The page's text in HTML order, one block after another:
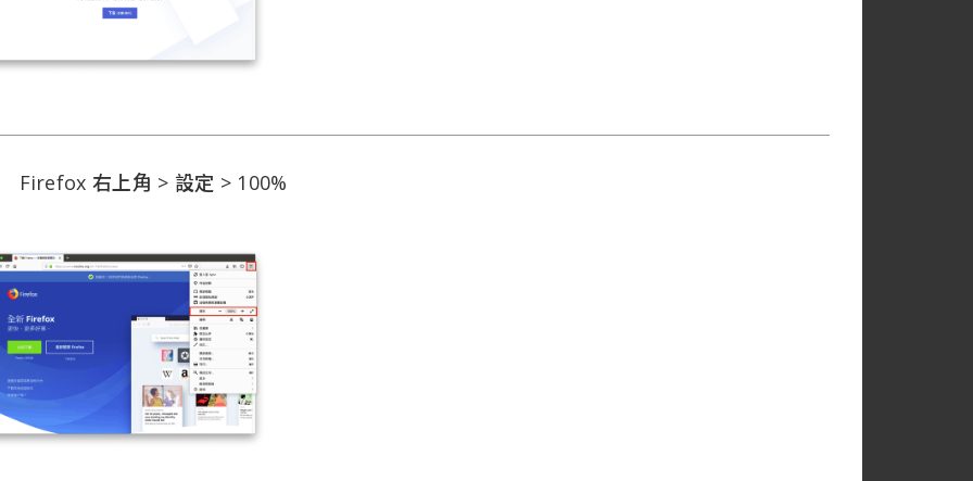
Firefox 右上角 > 設定 > 100%